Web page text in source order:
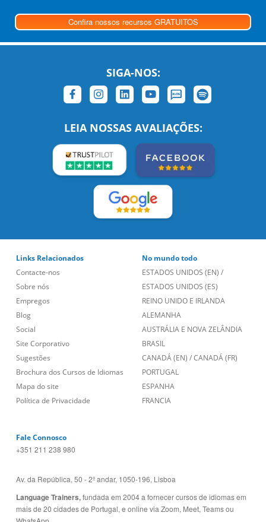
Confira nossos recursos GRATUITOS
SIGA-NOS:
LEIA NOSSAS AVALIAÇÕES:
Links Relacionados
Contacte-nos
Sobre nós
Empregos
Blog
Social
Site Corporativo
Sugestões
Brochura dos Cursos de Idiomas
Mapa do site
Política de Privacidade
No mundo todo
ESTADOS UNIDOS (EN) /
ESTADOS UNIDOS (ES)
REINO UNIDO E IRLANDA
ALEMANHA
AUSTRÁLIA E NOVA ZELÂNDIA
BRASIL
CANADÁ (EN) /CANADÁ (FR)
PORTUGAL
ESPANHA
FRANCIA
Fale Connosco
+351 211 238 980
Av. da República, 50 - 2º andar, 1050-196, Lisboa
Language Trainers,fundada em 2004 a fornecer cursos de idiomas em
mais de 20 cidades de Portugal, e online via Zoom, Meet, Teams ou